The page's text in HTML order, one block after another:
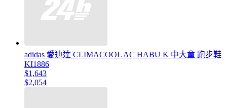
adidas 愛迪達 CLIMACOOL AC HABU K 中大童 跑步鞋
KI1886
$1,643
$2,054